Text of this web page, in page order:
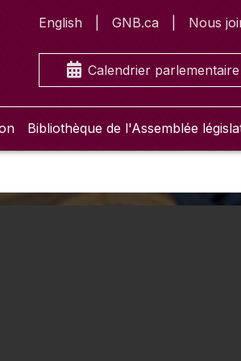
English GNB.ca Nous
Calendrier parlementaire
Bibliothèque de l'Assemblée